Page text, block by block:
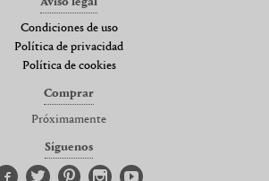
Aviso legal
Condiciones de uso
Política de privacidad
Política de cookies
Comprar
Próximamente
Síguenos